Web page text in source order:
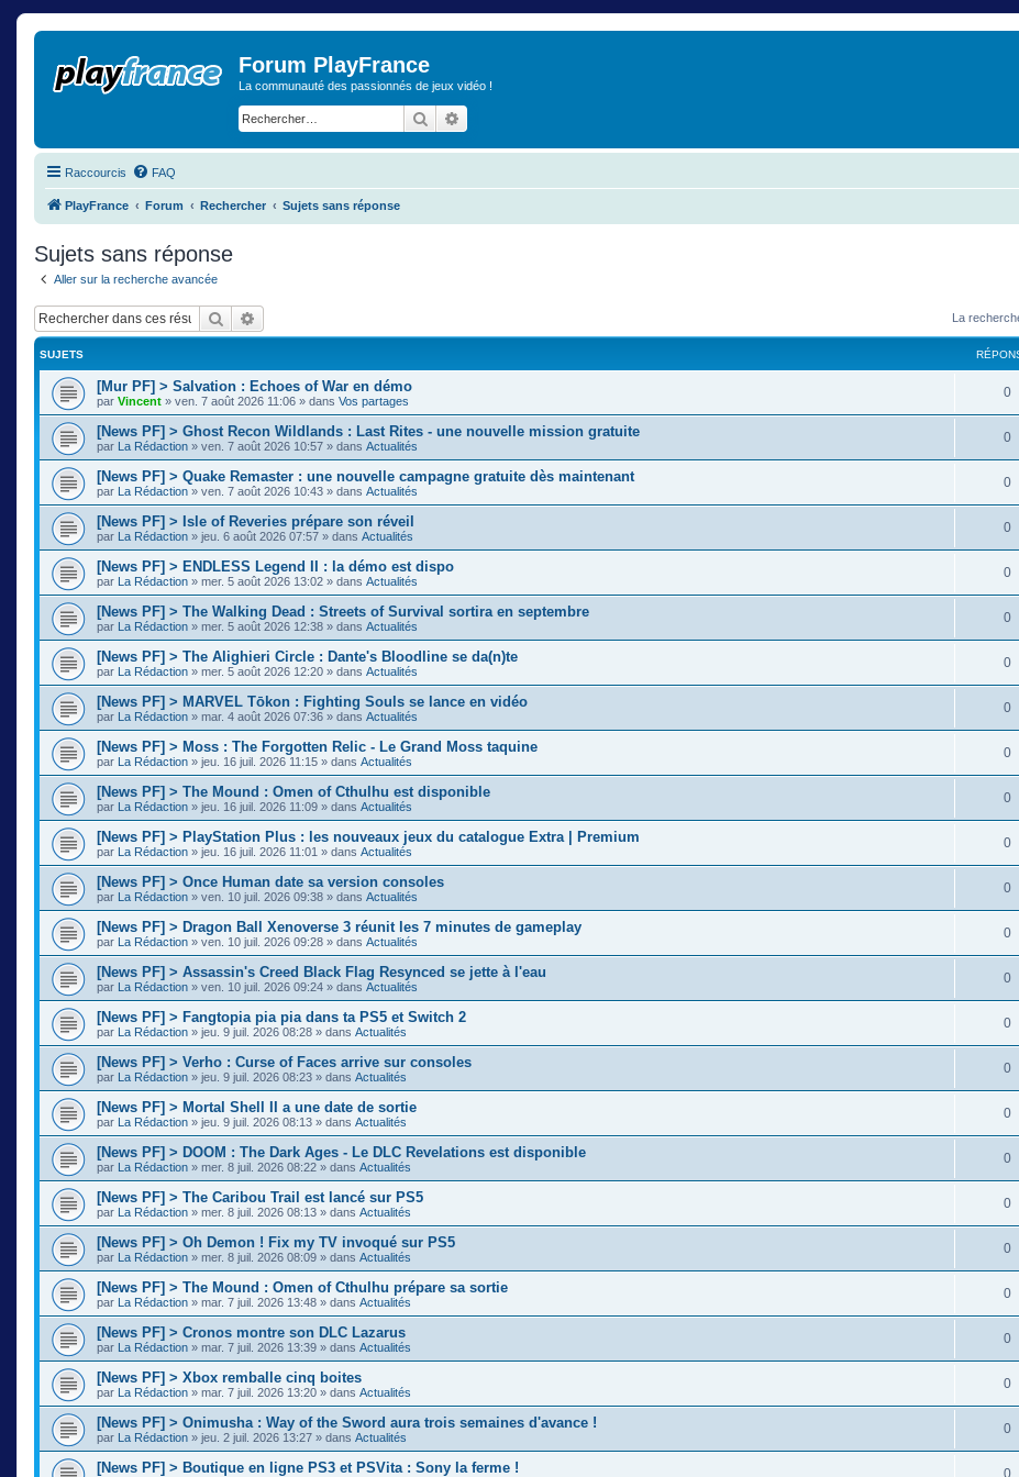
Forum PlayFrance
La communauté des passionnés de jeux vidéo !
Rechercher
Raccourcis FAQ
PlayFrance Forum Rechercher Sujets sans réponse
Sujets sans réponse
Aller sur la recherche avancée
Rechercher La
SUJETS
[Mur PF] > Salvation : Echoes of War en démo
par Vincent » ven. 7 août 2026 11:06 » dans Vos partages
0
[News PF] > Ghost Recon Wildlands : Last Rites - une nouvelle mission gratuite
par La Rédaction » ven. 7 août 2026 10:57 » dans Actualités
0
[News PF] > Quake Remaster : une nouvelle campagne gratuite dès maintenant
par La Rédaction » ven. 7 août 2026 10:43 » dans Actualités
0
[News PF] > Isle of Reveries prépare son réveil
par La Rédaction » jeu. 6 août 2026 07:57 » dans Actualités
0
[News PF] > ENDLESS Legend II : la démo est dispo
par La Rédaction » mer. 5 août 2026 13:02 » dans Actualités
0
[News PF] > The Walking Dead : Streets of Survival sortira en septembre
par La Rédaction » mer. 5 août 2026 12:38 » dans Actualités
0
[News PF] > The Alighieri Circle : Dante's Bloodline se da(n)te
par La Rédaction » mer. 5 août 2026 12:20 » dans Actualités
0
[News PF] > MARVEL Tōkon : Fighting Souls se lance en vidéo
par La Rédaction » mar. 4 août 2026 07:36 » dans Actualités
0
[News PF] > Moss : The Forgotten Relic - Le Grand Moss taquine
par La Rédaction » jeu. 16 juil. 2026 11:15 » dans Actualités
0
[News PF] > The Mound : Omen of Cthulhu est disponible
par La Rédaction » jeu. 16 juil. 2026 11:09 » dans Actualités
0
[News PF] > PlayStation Plus : les nouveaux jeux du catalogue Extra | Premium
par La Rédaction » jeu. 16 juil. 2026 11:01 » dans Actualités
0
[News PF] > Once Human date sa version consoles
par La Rédaction » ven. 10 juil. 2026 09:38 » dans Actualités
0
[News PF] > Dragon Ball Xenoverse 3 réunit les 7 minutes de gameplay
par La Rédaction » ven. 10 juil. 2026 09:28 » dans Actualités
0
[News PF] > Assassin's Creed Black Flag Resynced se jette à l'eau
par La Rédaction » ven. 10 juil. 2026 09:24 » dans Actualités
0
[News PF] > Fangtopia pia pia dans ta PS5 et Switch 2
par La Rédaction » jeu. 9 juil. 2026 08:28 » dans Actualités
0
[News PF] > Verho : Curse of Faces arrive sur consoles
par La Rédaction » jeu. 9 juil. 2026 08:23 » dans Actualités
0
[News PF] > Mortal Shell II a une date de sortie
par La Rédaction » jeu. 9 juil. 2026 08:13 » dans Actualités
0
[News PF] > DOOM : The Dark Ages - Le DLC Revelations est disponible
par La Rédaction » mer. 8 juil. 2026 08:22 » dans Actualités
0
[News PF] > The Caribou Trail est lancé sur PS5
par La Rédaction » mer. 8 juil. 2026 08:13 » dans Actualités
0
[News PF] > Oh Demon ! Fix my TV invoqué sur PS5
par La Rédaction » mer. 8 juil. 2026 08:09 » dans Actualités
0
[News PF] > The Mound : Omen of Cthulhu prépare sa sortie
par La Rédaction » mar. 7 juil. 2026 13:48 » dans Actualités
0
[News PF] > Cronos montre son DLC Lazarus
par La Rédaction » mar. 7 juil. 2026 13:39 » dans Actualités
0
[News PF] > Xbox remballe cinq boites
par La Rédaction » mar. 7 juil. 2026 13:20 » dans Actualités
0
[News PF] > Onimusha : Way of the Sword aura trois semaines d'avance !
par La Rédaction » jeu. 2 juil. 2026 13:27 » dans Actualités
0
[News PF] > Boutique en ligne PS3 et PSVita : Sony la ferme ! 0